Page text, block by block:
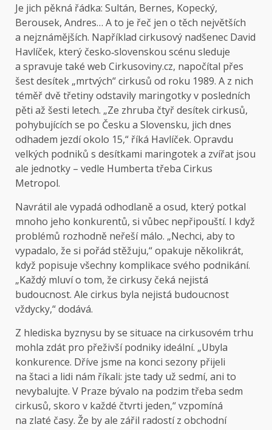
Je jich pěkná řádka: Sultán, Bernes, Kopecký,
Berousek, Andres… A to je řeč jen o těch největších
a nejznámějších. Například cirkusový nadšenec David
Havlíček, který česko‑slovenskou scénu sleduje
a spravuje také web Cirkusoviny.cz, napočítal přes
šest desítek „mrtvých“ cirkusů od roku 1989. A z nich
téměř dvě třetiny odstavily maringotky v posledních
pěti až šesti letech. „Ze zhruba čtyř desítek cirkusů,
pohybujících se po Česku a Slovensku, jich dnes
odhadem jezdí okolo 15,“ říká Havlíček. Opravdu
velkých podniků s desítkami maringotek a zvířat jsou
ale jednotky – vedle Humberta třeba Cirkus
Metropol.
Navrátil ale vypadá odhodlaně a osud, který potkal
mnoho jeho konkurentů, si vůbec nepřipouští. I když
problémů rozhodně neřeší málo. „Nechci, aby to
vypadalo, že si pořád stěžuju,“ opakuje několikrát,
když popisuje všechny komplikace svého podnikání.
„Každý mluví o tom, že cirkusy čeká nejistá
budoucnost. Ale cirkus byla nejistá budoucnost
vždycky,“ dodává.
Z hlediska byznysu by se situace na cirkusovém trhu
mohla zdát pro přeživší podniky ideální. „Ubyla
konkurence. Dříve jsme na konci sezony přijeli
na štaci a lidi nám říkali: jste tady už sedmí, ani to
nevybalujte. V Praze bývalo na podzim třeba sedm
cirkusů, skoro v každé čtvrti jeden,“ vzpomíná
na zlaté časy. Že by ale zářil radostí z obchodní